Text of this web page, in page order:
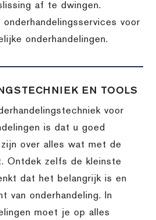
af te dwingen.
onderhandelingsservices voor
onderhandelingen.
EN TOOLS
voor
is dat u goed
over alles wat met de
Ontdek zelfs de kleinste
dat het belangrijk is en
van onderhandeling. In
moet je op alles